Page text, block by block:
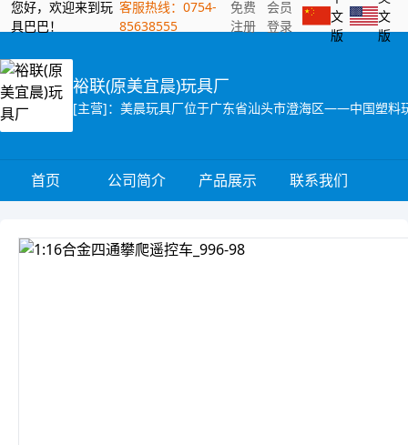
您好，欢迎来到玩
具巴巴！
客服热线：0754-
85638555
免费
注册
会员
登录
文
版
文
版
裕联(原美宜晨)玩具厂
首页 公司简介 产品展示 联系我们